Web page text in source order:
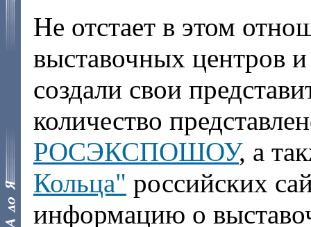
Не отстает в этом
выставочных центров
создали свои
количество
РОСЭКСПОШОУ, а
Кольца" российских
информацию о